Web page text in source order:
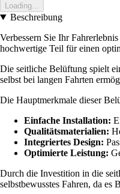
Loading...
Beschreibung
Verbessern Sie Ihr
hochwertige Teil für einen
Die seitliche Belüftung spielt
selbst bei langen Fahrten
Die Hauptmerkmale dieser
Einfache Installation:
Qualitätsmaterialien:
Integriertes Design:
Optimierte Leistung:
Durch die Investition in die
selbstbewusstes Fahren, da